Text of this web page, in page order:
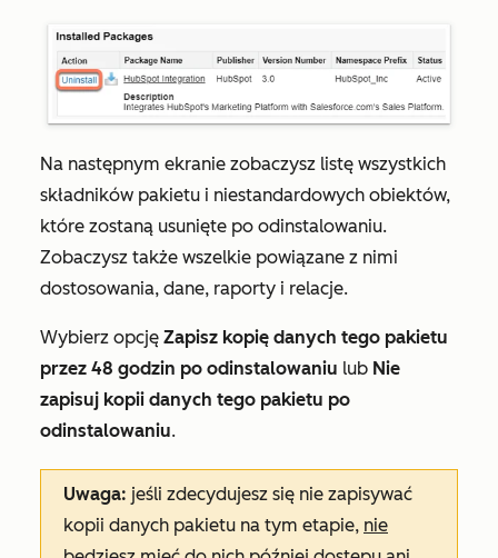
Na następnym ekranie zobaczysz listę wszystkich
składników pakietu i niestandardowych obiektów,
które zostaną usunięte po odinstalowaniu.
Zobaczysz także wszelkie powiązane z nimi
dostosowania, dane, raporty i relacje.
Wybierz opcję Zapisz kopię danych tego pakietu
przez 48 godzin po odinstalowaniu lub Nie
zapisuj kopii danych tego pakietu po
odinstalowaniu.
Uwaga: jeśli zdecydujesz się nie zapisywać
kopii danych pakietu na tym etapie, nie